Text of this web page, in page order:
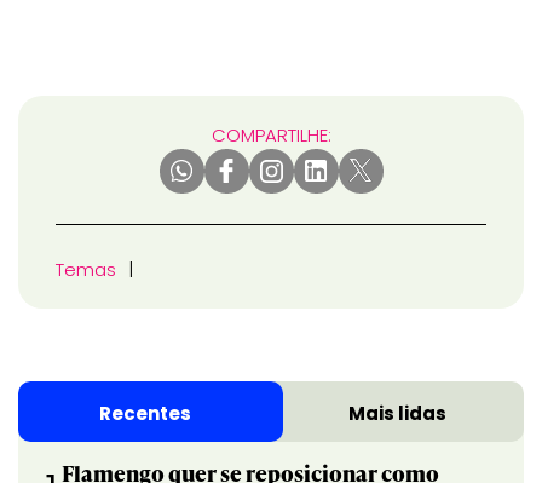
COMPARTILHE:
Temas
Recentes Mais lidas
Flamengo quer se reposicionar como